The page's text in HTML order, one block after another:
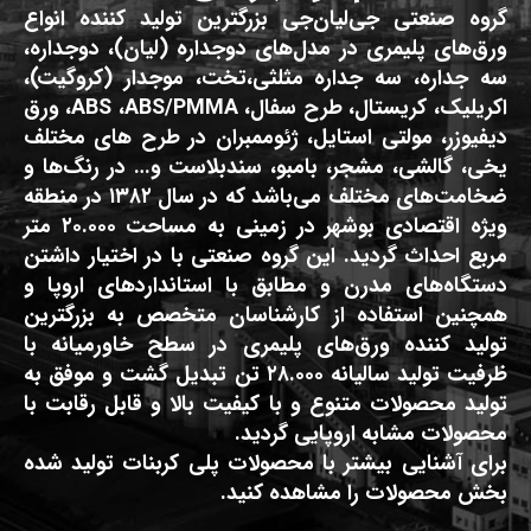
گروه صنعتی جی‌لیان‌جی بزرگترین تولید کننده انواع
ورق‌های پلیمری در مدل‌های دوجداره (لیان)، دوجداره،
سه جداره، سه جداره مثلثی،تخت، موجدار (کروگیت)،
اکریلیک، کریستال، طرح سفال، ABS ،ABS/PMMA، ورق
دیفیوزر، مولتی استایل، ژئوممبران در طرح های مختلف
یخی، گالشی، مشجر، بامبو، سندبلاست و… در رنگ‌ها و
ضخامت‌های مختلف می‌باشد که در سال ۱۳۸۲ در منطقه
ویژه اقتصادی بوشهر در زمینی به مساحت ۲۰.۰۰۰ متر
مربع احداث گردید. این گروه صنعتی با در اختیار داشتن
دستگاه‌های مدرن و مطابق با استانداردهای اروپا و
همچنین استفاده از کارشناسان متخصص به بزرگترین
تولید کننده ورق‌های پلیمری در سطح خاورمیانه با
ظرفیت تولید سالیانه ۲۸.۰۰۰ تن تبدیل گشت و موفق به
تولید محصولات متنوع و با کیفیت بالا و قابل رقابت با
محصولات مشابه اروپایی گردید.
برای آشنایی بیشتر با محصولات پلی کربنات تولید شده
بخش محصولات را مشاهده کنید.